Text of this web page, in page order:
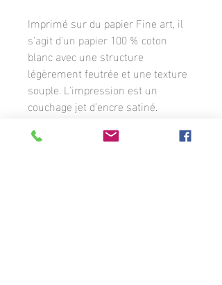
Imprimé sur du papier Fine art, il
s'agit d'un papier 100 % coton
blanc avec une structure
légèrement feutrée et une texture
souple. L'impression est un
couchage jet d’encre satiné.
blanche où apparaît la signature du